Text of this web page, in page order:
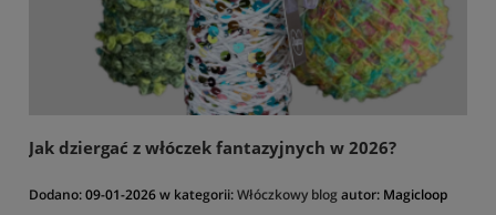
Jak dziergać z włóczek fantazyjnych w 2026?
Dodano:09-01-2026w kategorii:Włóczkowy blog autor: Magicloop